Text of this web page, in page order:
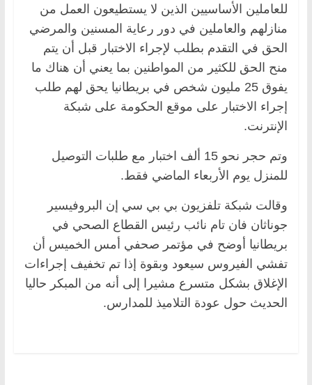
للعاملين الأساسيين الذين لا يستطيعون العمل من
منازلهم والعاملين في دور رعاية المسنين والمرضي
الحق في التقدم بطلب لإجراء الاختبار قبل أن يتم
منح الحق للكثير من المواطنين بما يعني أن هناك ما
يفوق 25 مليون شخص في بريطانيا يحق لهم طلب
إجراء الاختبار على موقع الحكومة على شبكة
الإنترنت.
وتم حجر نحو 15 ألف اختبار مع طلبات التوصيل
للمنزل يوم الأربعاء الماضي فقط.
وقالت شبكة تلفزيون بي بي سي إن البروفيسير
جوناثان فان تام نائب رئيس القطاع الصحي في
بريطانيا أوضح في مؤتمر صحفي أمس الخميس أن
تفشي الفيروس سيعود وبقوة إذا تم تخفيف إجراءات
الإغلاق بشكل متسرع مشيرا إلى أنه من المبكر حاليا
الحديث حول عودة التلاميذ للمدارس.